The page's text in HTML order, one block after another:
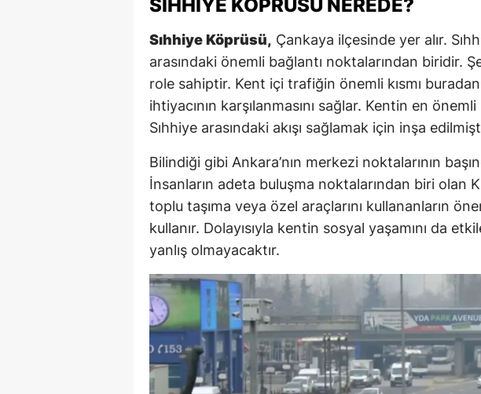
SIHHIYE KÖPRÜSÜ NEREDE?
Sıhhiye Köprüsü, Çankaya ilçesinde yer alır.
arasındaki önemli bağlantı noktalarından biridir.
role sahiptir. Kent içi trafiğin önemli kısmı
ihtiyacının karşılanmasını sağlar. Kentin en
Sıhhiye arasındaki akışı sağlamak için inşa
Bilindiği gibi Ankara’nın merkezi noktalarının
İnsanların adeta buluşma noktalarından biri olan
toplu taşıma veya özel araçlarını kullananların
kullanır. Dolayısıyla kentin sosyal yaşamını da
yanlış olmayacaktır.